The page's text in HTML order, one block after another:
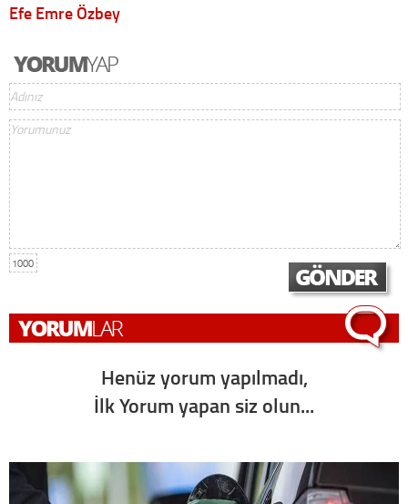
Efe Emre Özbey
1000
Henüz yorum yapılmadı,
İlk Yorum yapan siz olun...